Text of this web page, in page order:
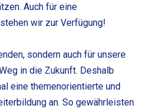
Auch für eine
wir zur Verfügung!
sondern auch für unsere
in die Zukunft. Deshalb
eine themenorientierte und
an. So gewährleisten